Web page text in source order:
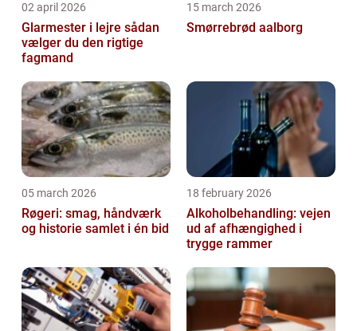
02 april 2026
Glarmester i lejre sådan
vælger du den rigtige
fagmand
15 march 2026
Smørrebrød aalborg
05 march 2026
Røgeri: smag, håndværk
og historie samlet i én bid
18 february 2026
Alkoholbehandling: vejen
ud af afhængighed i
trygge rammer